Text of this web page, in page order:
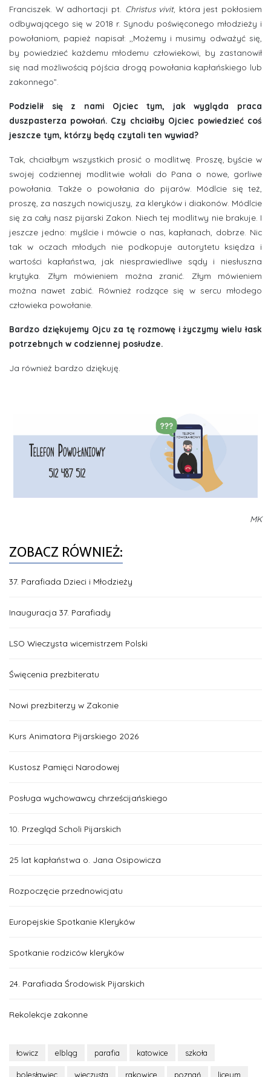
Franciszek. W adhortacji pt. Christus vivit, która jest pokłosiem
odbywającego się w 2018 r. Synodu poświęconego młodzieży i
powołaniom, papież napisał: ,,Możemy i musimy odważyć się,
by powiedzieć każdemu młodemu człowiekowi, by zastanowił
się nad możliwością pójścia drogą powołania kapłańskiego lub
zakonnego”.
Podzielił się z nami Ojciec tym, jak wygląda praca
duszpasterza powołań. Czy chciałby Ojciec powiedzieć coś
jeszcze tym, którzy będą czytali ten wywiad?
Tak, chciałbym wszystkich prosić o modlitwę. Proszę, byście w
swojej codziennej modlitwie wołali do Pana o nowe, gorliwe
powołania. Także o powołania do pijarów. Módlcie się też,
proszę, za naszych nowicjuszy, za kleryków i diakonów. Módlcie
się za cały nasz pijarski Zakon. Niech tej modlitwy nie brakuje. I
jeszcze jedno: myślcie i mówcie o nas, kapłanach, dobrze. Nic
tak w oczach młodych nie podkopuje autorytetu księdza i
wartości kapłaństwa, jak niesprawiedliwe sądy i niesłuszna
krytyka. Złym mówieniem można zranić. Złym mówieniem
można nawet zabić. Również rodzące się w sercu młodego
człowieka powołanie.
Bardzo dziękujemy Ojcu za tę rozmowę i życzymy wielu łask
potrzebnych w codziennej posłudze.
Ja również bardzo dziękuję.
MK
ZOBACZ RÓWNIEŻ:
37. Parafiada Dzieci i Młodzieży
Inauguracja 37. Parafiady
LSO Wieczysta wicemistrzem Polski
Święcenia prezbiteratu
Nowi prezbiterzy w Zakonie
Kurs Animatora Pijarskiego 2026
Kustosz Pamięci Narodowej
Posługa wychowawcy chrześcijańskiego
10. Przegląd Scholi Pijarskich
25 lat kapłaństwa o. Jana Osipowicza
Rozpoczęcie przednowicjatu
Europejskie Spotkanie Kleryków
Spotkanie rodziców kleryków
24. Parafiada Środowisk Pijarskich
Rekolekcje zakonne
łowicz elbląg parafia katowice szkoła
bolesławiec wieczysta rakowice poznań liceum